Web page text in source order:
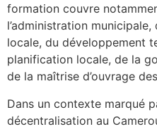
formation couvre
l’administration
locale, du développement
planification locale, de la
de la maîtrise d’ouvrage
Dans un contexte marqué
décentralisation au